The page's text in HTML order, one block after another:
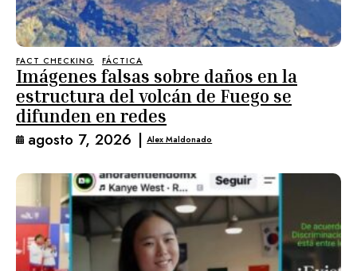
FACT CHECKING FÁCTICA
Imágenes falsas sobre daños en la
estructura del volcán de Fuego se
difunden en redes
agosto 7, 2026 | Alex Maldonado